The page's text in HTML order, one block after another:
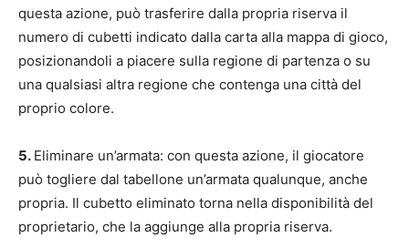
questa azione, può trasferire dalla propria riserva il
numero di cubetti indicato dalla carta alla mappa di gioco,
posizionandoli a piacere sulla regione di partenza o su
una qualsiasi altra regione che contenga una città del
proprio colore.
5. Eliminare un’armata: con questa azione, il giocatore
può togliere dal tabellone un’armata qualunque, anche
propria. Il cubetto eliminato torna nella disponibilità del
proprietario, che la aggiunge alla propria riserva.